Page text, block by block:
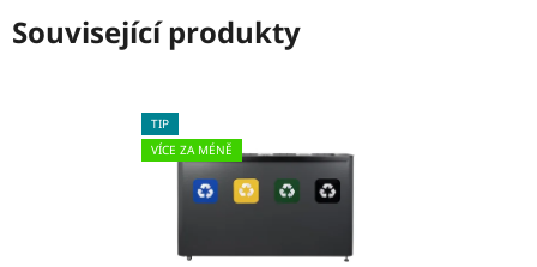
Související produkty
TIP
VÍCE ZA MÉNĚ